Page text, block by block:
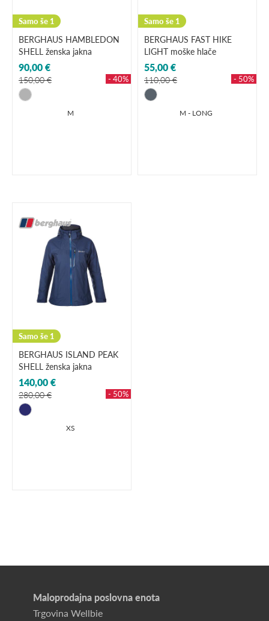
Samo še 1
BERGHAUS HAMBLEDON
SHELL ženska jakna
90,00 €
150,00 € - 40%
M
Samo še 1
BERGHAUS FAST HIKE
LIGHT moške hlače
55,00 €
110,00 € - 50%
M - LONG
Samo še 1
BERGHAUS ISLAND PEAK
SHELL ženska jakna
140,00 €
280,00 € - 50%
XS
Maloprodajna poslovna enota
Trgovina Wellbie